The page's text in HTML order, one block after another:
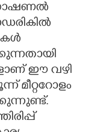
ഈ വഴി
മീറ്ററോളം